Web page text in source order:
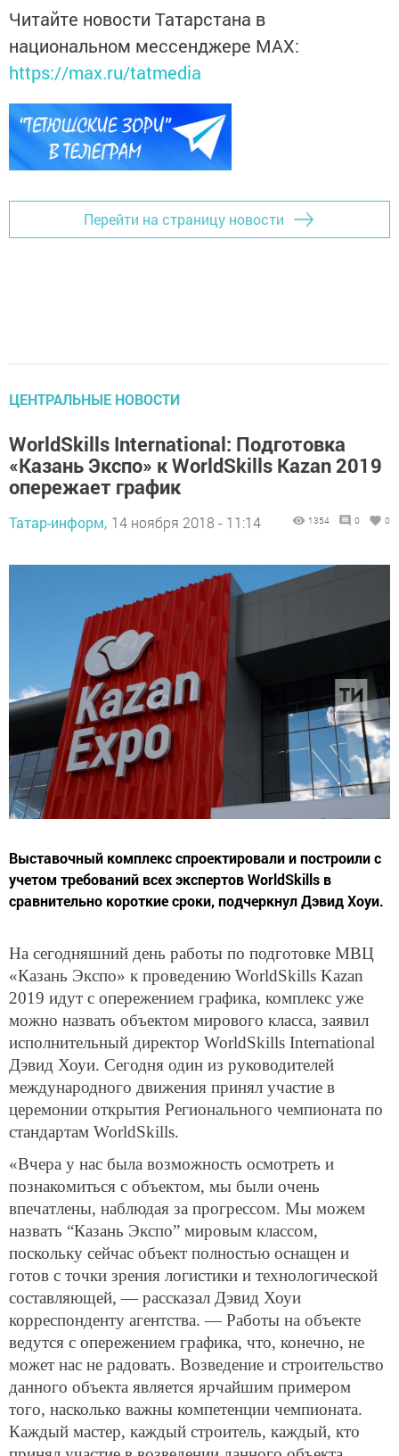
Читайте новости Татарстана в
национальном мессенджере MАХ:
https://max.ru/tatmedia
Перейти на страницу новости
ЦЕНТРАЛЬНЫЕ НОВОСТИ
WorldSkills International: Подготовка
«Казань Экспо» к WorldSkills Kazan 2019
опережает график
Татар-информ, 14 ноября 2018 - 11:14 1354 0 0
Выставочный комплекс спроектировали и построили с
учетом требований всех экспертов WorldSkills в
сравнительно короткие сроки, подчеркнул Дэвид Хоуи.
На сегодняшний день работы по подготовке МВЦ
«Казань Экспо» к проведению WorldSkills Kazan
2019 идут с опережением графика, комплекс уже
можно назвать объектом мирового класса, заявил
исполнительный директор WorldSkills International
Дэвид Хоуи. Сегодня один из руководителей
международного движения принял участие в
церемонии открытия Регионального чемпионата по
стандартам WorldSkills.
«Вчера у нас была возможность осмотреть и
познакомиться с объектом, мы были очень
впечатлены, наблюдая за прогрессом. Мы можем
назвать “Казань Экспо” мировым классом,
поскольку сейчас объект полностью оснащен и
готов с точки зрения логистики и технологической
составляющей, — рассказал Дэвид Хоуи
корреспонденту агентства. — Работы на объекте
ведутся с опережением графика, что, конечно, не
может нас не радовать. Возведение и строительство
данного объекта является ярчайшим примером
того, насколько важны компетенции чемпионата.
Каждый мастер, каждый строитель, каждый, кто